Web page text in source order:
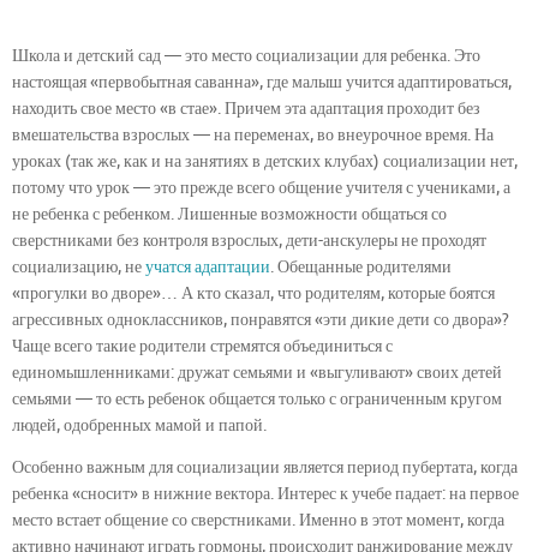
Школа и детский сад — это место социализации для ребенка. Это
настоящая «первобытная саванна», где малыш учится адаптироваться,
находить свое место «в стае». Причем эта адаптация проходит без
вмешательства взрослых — на переменах, во внеурочное время. На
уроках (так же, как и на занятиях в детских клубах) социализации нет,
потому что урок — это прежде всего общение учителя с учениками, а
не ребенка с ребенком. Лишенные возможности общаться со
сверстниками без контроля взрослых, дети-анскулеры не проходят
социализацию, неучатся адаптации. Обещанные родителями
«прогулки во дворе»… А кто сказал, что родителям, которые боятся
агрессивных одноклассников, понравятся «эти дикие дети со двора»?
Чаще всего такие родители стремятся объединиться с
единомышленниками: дружат семьями и «выгуливают» своих детей
семьями — то есть ребенок общается только с ограниченным кругом
людей, одобренных мамой и папой.
Особенно важным для социализации является период пубертата, когда
ребенка «сносит» в нижние вектора. Интерес к учебе падает: на первое
место встает общение со сверстниками. Именно в этот момент, когда
активно начинают играть гормоны, происходит ранжирование между